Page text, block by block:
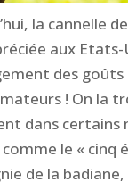
la cannelle
aux Etats-
des goûts
! On la
dans certains
comme le « cinq
de la badiane,